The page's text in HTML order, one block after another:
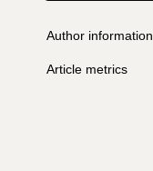
Author information
Article metrics